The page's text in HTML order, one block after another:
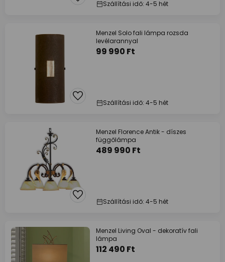
Szállítási idő: 4-5 hét
Menzel Solo fali lámpa rozsda
levélarannyal
99 990 Ft
Szállítási idő: 4-5 hét
Menzel Florence Antik - díszes
függőlámpa
489 990 Ft
Szállítási idő: 4-5 hét
Menzel Living Oval - dekoratív fali
lámpa
112 490 Ft